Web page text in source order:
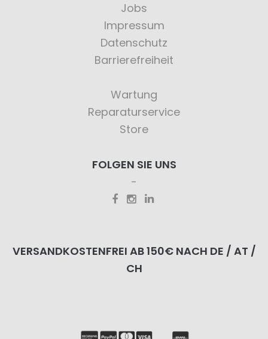
Jobs
Impressum
Datenschutz
Barrierefreiheit
Wartung
Reparaturservice
Store
FOLGEN SIE UNS
VERSANDKOSTENFREI AB 150€ NACH DE / AT /
CH